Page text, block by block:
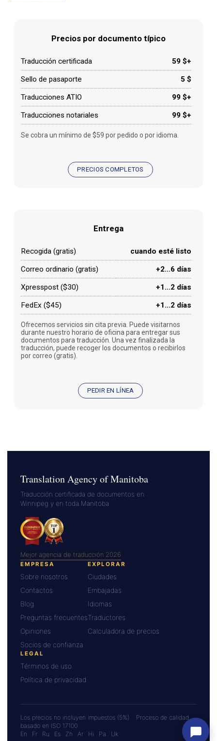
Precios por documento típico
Traducción certificada 59 $+
Sello de pasaporte 5 $
Traducciones ATIO 99 $+
Traducciones notariales 99 $+
Se cobra un mínimo de $59 por pedido o por idioma.
PRECIOS COMPLETOS
Entrega
Recogida (gratis) cuando esté listo
Correo ordinario (gratis) +2...6 días
Xpresspost ($30) +1...2 días
FedEx ($45) +1...2 días
Ofrecemos servicios sin cita previa. Puede visitarnos
durante nuestro horario de oficina para entregar sus
documentos para traducción. Una vez finalizada la
traducción, puede recoger los documentos o recibirlos
por correo (gratis).
PEDIR EN LÍNEA
Translation Agency of Manitoba
Traducción certificada de documentos en
Winnipeg y en toda Manitoba.
Mejor agencia de traducción 2026
EMPRESA
Sobre nosotros
Contactos
Blog
Preguntas frecuentes
Opiniones
Socios de confianza
EXPLORAR
Ciudades
Embajadas
Idiomas
Traductores
Calculadora de precios
LEGAL
Términos de uso
Política de privacidad
Los precios no incluyen impuestos (5%). · Proceso de calidad
basado en ISO 17100.
En
Fr Ru Es Zh Ar Hi Pa Uk